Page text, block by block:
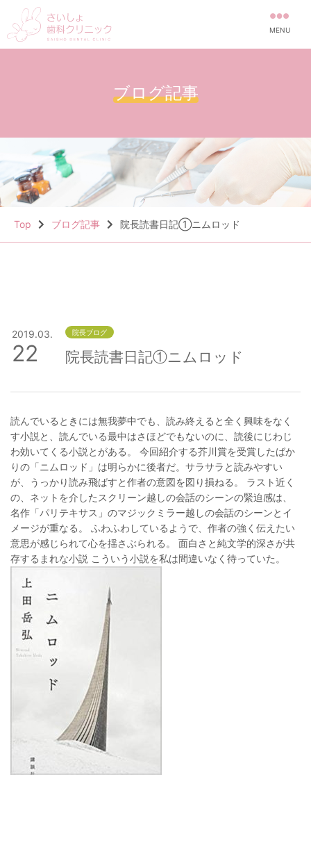
MENU
ブログ記事
Top ブログ記事 院長読書日記①ニムロッド
2019.03.
22
院長ブログ
院長読書日記①ニムロッド
読んでいるときには無我夢中でも、読み終えると全く興味をなく
す小説と、読んでいる最中はさほどでもないのに、読後にじわじ
わ効いてくる小説とがある。 今回紹介する芥川賞を受賞したばか
りの「ニムロッド」は明らかに後者だ。サラサラと読みやすい
が、うっかり読み飛ばすと作者の意図を図り損ねる。 ラスト近く
の、ネットを介したスクリーン越しの会話のシーンの緊迫感は、
名作「パリテキサス」のマジックミラー越しの会話のシーンとイ
メージが重なる。 ふわふわしているようで、作者の強く伝えたい
意思が感じられて心を揺さぶられる。 面白さと純文学的深さが共
存するまれな小説 こういう小説を私は間違いなく待っていた。